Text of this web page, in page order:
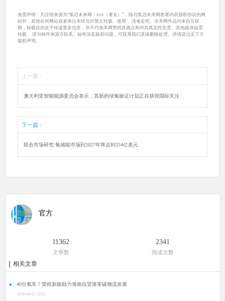
免责声明：凡注明来源为“氢启未来网：xxx（署名）”，除与氢启未来网签署内容授权协议的网
站外，其他任何网站或者单位未经允许禁止转载、使用， 违者必究。非本网作品均来自互联
网，转载目的在于传递更多信息，并不代表本网赞同其观点和对其真实性负责。其他媒体如需
转载， 请与稿件来源方联系。如有涉及版权问题，可联系我们直接删除处理。详情请点击下方
版权声明。
上一篇：
澳大利亚智能能源委员会表示，其新的绿氢验证计划正在获得国际关注
下一篇：
联合市场研究:氢储能市场到2027年将达到254亿美元
官方
11362
文章数
2341
阅读次数
相关文章
40台氢车！荣程新能助力海南自贸港零碳物流发展
2026-08-07 10:52